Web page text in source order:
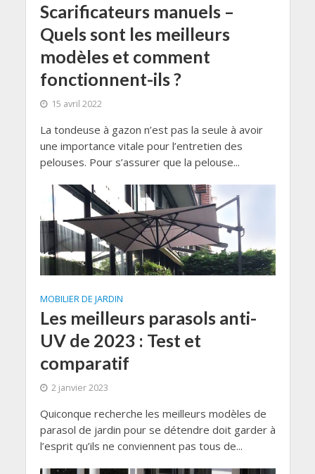
Scarificateurs manuels –
Quels sont les meilleurs
modèles et comment
fonctionnent-ils ?
15 avril 2022
La tondeuse à gazon n’est pas la seule à avoir
une importance vitale pour l’entretien des
pelouses. Pour s’assurer que la pelouse...
MOBILIER DE JARDIN
Les meilleurs parasols anti-
UV de 2023 : Test et
comparatif
2 janvier 2023
Quiconque recherche les meilleurs modèles de
parasol de jardin pour se détendre doit garder à
l’esprit qu’ils ne conviennent pas tous de...